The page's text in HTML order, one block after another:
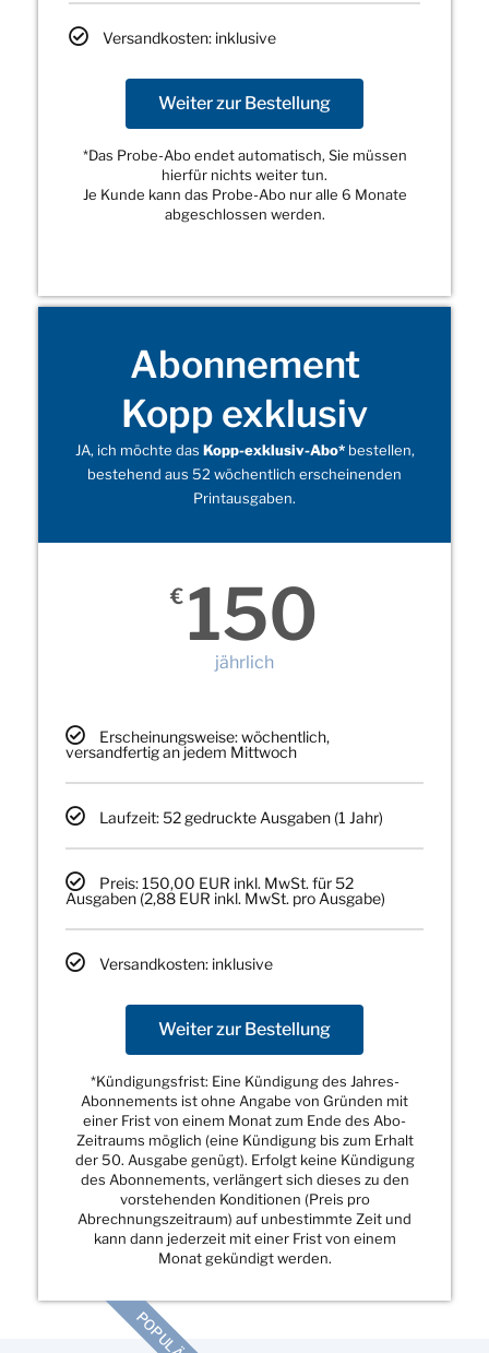
Versandkosten: inklusive
Weiter zur Bestellung
*Das Probe-Abo endet automatisch, Sie müssen
hierfür nichts weiter tun.
Je Kunde kann das Probe-Abo nur alle 6 Monate
abgeschlossen werden.
Abonnement
Kopp exklusiv
JA, ich möchte das Kopp-exklusiv-Abo*bestellen,
bestehend aus 52 wöchentlich erscheinenden
Printausgaben.
€ 150
jährlich
Erscheinungsweise: wöchentlich,
versandfertig an jedem Mittwoch
Laufzeit: 52 gedruckte Ausgaben (1 Jahr)
Preis: 150,00 EUR inkl. MwSt. für 52
Ausgaben (2,88 EUR inkl. MwSt. pro Ausgabe)
Versandkosten: inklusive
Weiter zur Bestellung
*Kündigungsfrist: Eine Kündigung des Jahres-
Abonnements ist ohne Angabe von Gründen mit
einer Frist von einem Monat zum Ende des Abo-
Zeitraums möglich (eine Kündigung bis zum Erhalt
der 50. Ausgabe genügt). Erfolgt keine Kündigung
des Abonnements, verlängert sich dieses zu den
vorstehenden Konditionen (Preis pro
Abrechnungszeitraum) auf unbestimmte Zeit und
kann dann jederzeit mit einer Frist von einem
Monat gekündigt werden.
POPULÄR